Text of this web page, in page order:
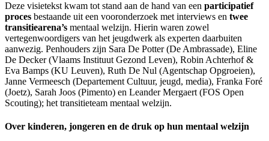
Deze visietekst kwam tot stand aan de hand van een participatief
proces bestaande uit een vooronderzoek met interviews en twee
transitiearena’s mentaal welzijn. Hierin waren zowel
vertegenwoordigers van het jeugdwerk als experten daarbuiten
aanwezig. Penhouders zijn Sara De Potter (De Ambrassade), Eline
De Decker (Vlaams Instituut Gezond Leven), Robin Achterhof &
Eva Bamps (KU Leuven), Ruth De Nul (Agentschap Opgroeien),
Janne Vermeesch (Departement Cultuur, jeugd, media), Franka Foré
(Joetz), Sarah Joos (Pimento) en Leander Mergaert (FOS Open
Scouting); het transitieteam mentaal welzijn.
Over kinderen, jongeren en de druk op hun mentaal welzijn